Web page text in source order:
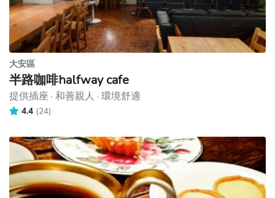
大安區
半路咖啡halfway cafe
提供插座 · 和善親人 · 環境舒適
4.4 (24)